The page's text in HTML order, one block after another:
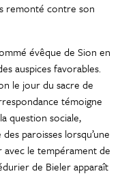
remonté contre son
évêque de Sion en
auspices favorables.
le jour du sacre de
témoigne
question sociale,
paroisses lorsqu’une
avec le tempérament de
de Bieler apparaît